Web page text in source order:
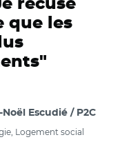
récuse
que les
Escudié / P2C
Logement social